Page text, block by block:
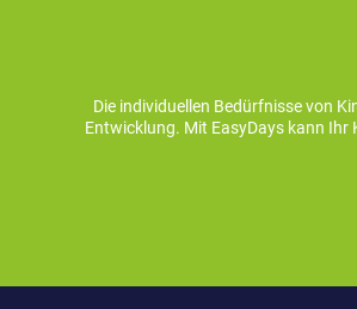
Die individuellen Bedürfnisse von
Entwicklung. Mit EasyDays kann Ihr